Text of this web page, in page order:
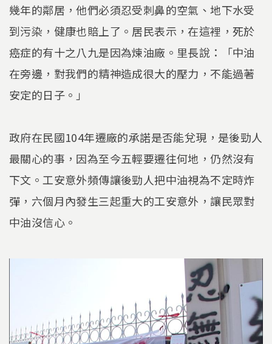
幾年的鄰居，他們必須忍受刺鼻的空氣、地下水受
到污染，健康也賠上了。居民表示，在這裡，死於
癌症的有十之八九是因為煉油廠。里長說：「中油
在旁邊，對我們的精神造成很大的壓力，不能過著
安定的日子。」
政府在民國104年遷廠的承諾是否能兌現，是後勁人
最關心的事，因為至今五輕要遷往何地，仍然沒有
下文。工安意外頻傳讓後勁人把中油視為不定時炸
彈，六個月內發生三起重大的工安意外，讓民眾對
中油沒信心。